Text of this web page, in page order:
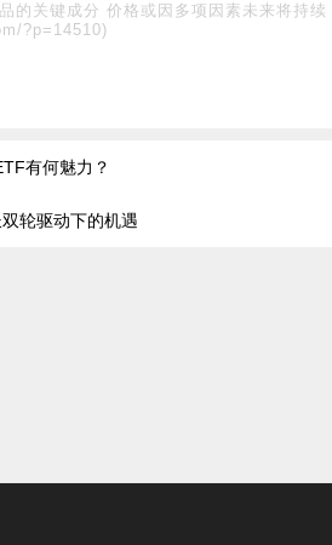
的关键成分 价格或因多项因素未来将持续
?p=14510)
有何魅力？
轮驱动下的机遇